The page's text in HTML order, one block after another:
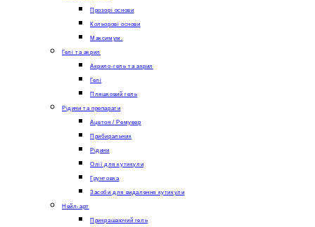
Прозорі основи
Кольорові основи
Максимум.
Гелі та акрил
Акрило-гель та акрил
Гелі
Пляшковий гель
Рідини та препарати
Ацетон / Ремувер
Прибиральник
Рідини
Олії для кутикули
Грунтовка
Засоби для видалення кутикули
Нейл-арт
Прикрашаючий гель